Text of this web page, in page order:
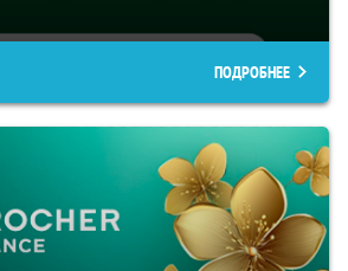
ПОДРОБНЕЕ